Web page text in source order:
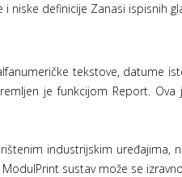
niske definicije Zanasi ispisnih
tekstove, datume
je funkcijom Report.
industrijskim uređajima,
sustav može se